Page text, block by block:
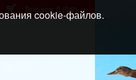
Товаров: 0 (0 p )
cookie-файлов.